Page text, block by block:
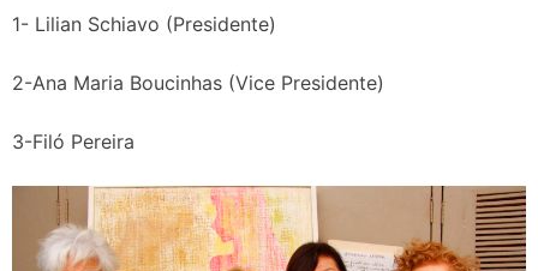
1- Lilian Schiavo (Presidente)
2-Ana Maria Boucinhas (Vice Presidente)
3-Filó Pereira